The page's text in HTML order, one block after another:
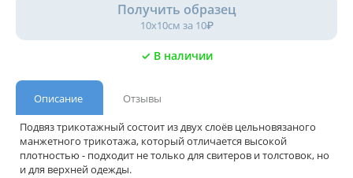
Получить образец
10х10см за 10₽
✓ В наличии
Описание
Отзывы
Подвяз трикотажный состоит из двух слоёв цельновязаного
манжетного трикотажа, который отличается высокой
плотностью - подходит не только для свитеров и толстовок, но
и для верхней одежды.